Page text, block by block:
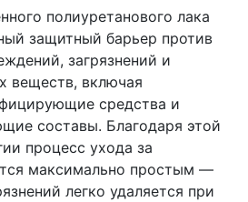
полиуретанового лака
защитный барьер против
загрязнений и
веществ, включая
средства и
составы. Благодаря этой
процесс ухода за
максимально простым —
легко удаляется при